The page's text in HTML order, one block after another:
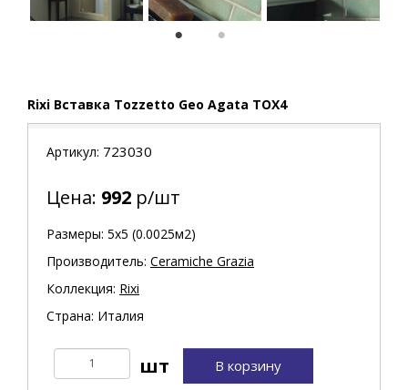
Rixi Вставка Tozzetto Geo Agata TOX4
Артикул: 723030
Цена: 992 р/шт
Размеры: 5х5 (0.0025м2)
Производитель: Ceramiche Grazia
Коллекция: Rixi
Страна: Италия
В корзину